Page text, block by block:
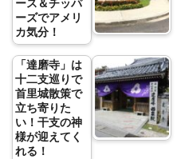
ース＆チッパ
ーズでアメリ
カ気分！
「達磨寺」は
十二支巡りで
首里城散策で
立ち寄りた
い！干支の神
様が迎えてく
れる！